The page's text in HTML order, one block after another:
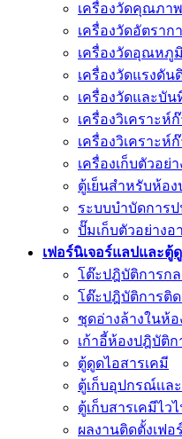
เครื่องวัดคุณภา
เครื่องวัดอัตรา
เครื่องวัดอุณหภู
เครื่องวัดแรงดัน
เครื่องวัดและบั
เครื่องวิเคราะห์
เครื่องวิเคราะห์
เครื่องเก็บตัวอย่
ตู้เย็นสำหรับห้อ
ระบบบำบัดการ
ปั๊มเก็บตัวอย่างอ
เฟอร์นิเจอร์แลปและตู้
โต๊ะปฎิบัติการกล
โต๊ะปฎิบัติการติ
ชุดอ่างล้างในห้
เก้าอี้ห้องปฎิบัติก
ตู้ดูดไอสารเคมี
ตู้เก็บอุปกรณ์เเล
ตู้เก็บสารเคมีไวไ
ผลงานติดตั้งเฟอ